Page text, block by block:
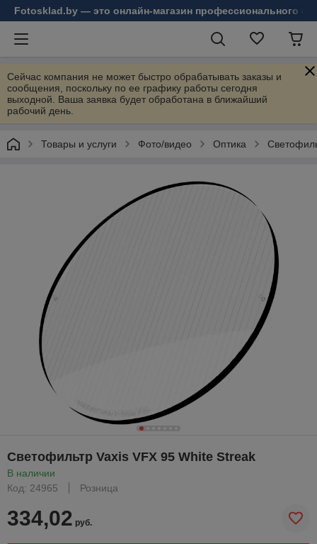
Fotosklad.by — это онлайн-магазин профессионального
Сейчас компания не может быстро обрабатывать заказы и
сообщения, поскольку по ее графику работы сегодня
выходной. Ваша заявка будет обработана в ближайший
рабочий день.
Товары и услуги Фото/видео Оптика
Светофильтр Vaxis VFX 95 White Streak
В наличии
Код: 24965
Розница
334,02 руб.